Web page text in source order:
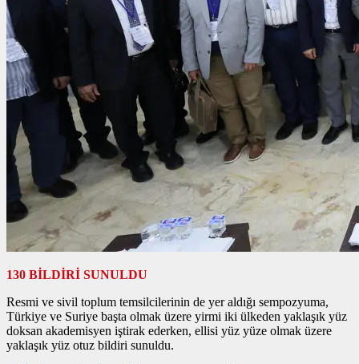
130 BİLDİRİ SUNULDU
Resmi ve sivil toplum temsilcilerinin de yer aldığı sempozyuma,
Türkiye ve Suriye başta olmak üzere yirmi iki ülkeden yaklaşık yüz
doksan akademisyen iştirak ederken, ellisi yüz yüze olmak üzere
yaklaşık yüz otuz bildiri sunuldu.